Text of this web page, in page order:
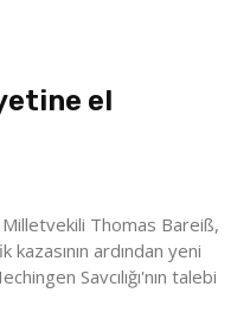
el
Thomas Bareiß,
kazasının ardından yeni
Savcılığı'nın talebi